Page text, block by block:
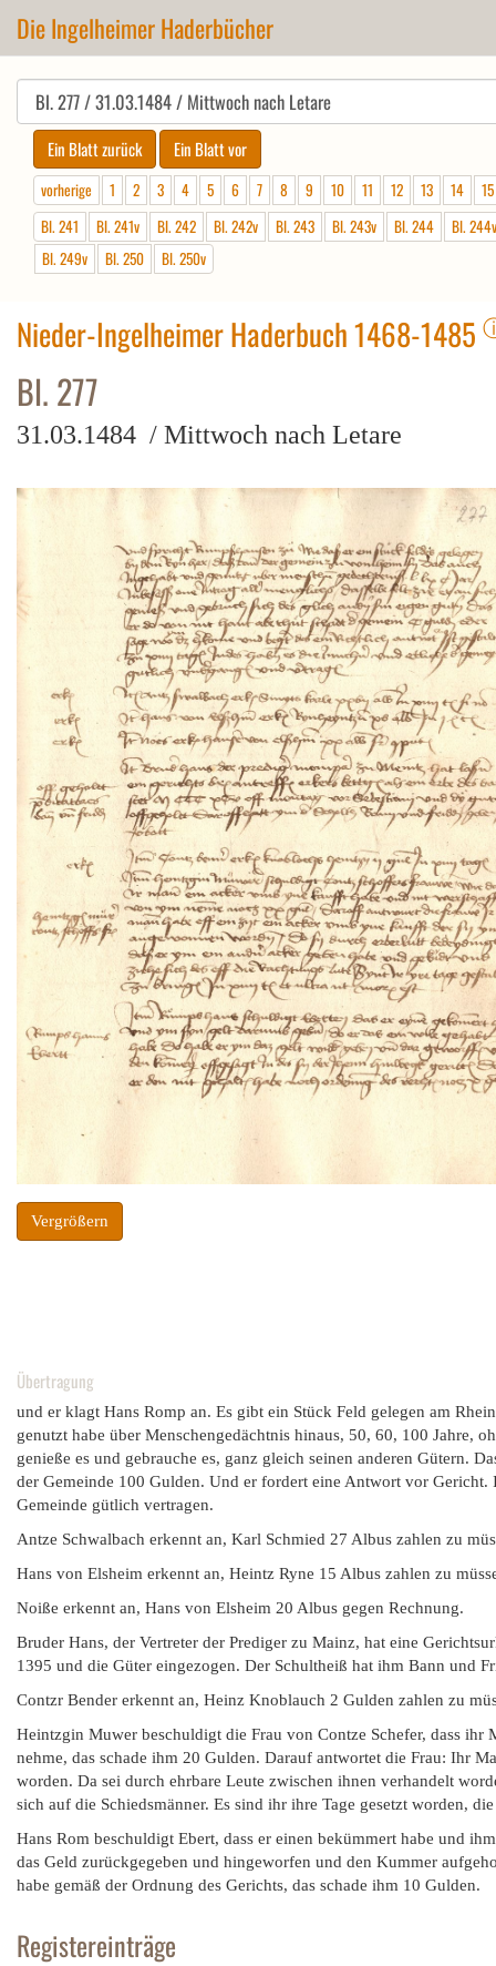
Die Ingelheimer Haderbücher
vorherige 1 2 3 4 5 6 7 8 9 10 11 12 13 14
15
Bl. 241
Bl. 241v Bl. 242 Bl. 242v Bl. 243 Bl. 243v Bl. 244
Bl. 244v
Bl. 249v
Bl. 250 Bl. 250v
Nieder-Ingelheimer Haderbuch 1468-1485
Bl. 277
31.03.1484 / Mittwoch nach Letare
Vergrößern
Übertragung
und er klagt Hans Romp an. Es gibt ein Stück Feld gelegen am
genutzt habe über Menschengedächtnis hinaus, 50, 60, 100 Jahre,
genieße es und gebrauche es, ganz gleich seinen anderen Gütern.
der Gemeinde 100 Gulden. Und er fordert eine Antwort vor Gericht.
Gemeinde gütlich vertragen.
Antze Schwalbach erkennt an, Karl Schmied 27 Albus zahlen zu
Hans von Elsheim erkennt an, Heintz Ryne 15 Albus zahlen zu
Noiße erkennt an, Hans von Elsheim 20 Albus gegen Rechnung.
Bruder Hans, der Vertreter der Prediger zu Mainz, hat eine
1395 und die Güter eingezogen. Der Schultheiß hat ihm Bann und
Contzr Bender erkennt an, Heinz Knoblauch 2 Gulden zahlen zu
Heintzgin Muwer beschuldigt die Frau von Contze Schefer, dass
nehme, das schade ihm 20 Gulden. Darauf antwortet die Frau: Ihr
worden. Da sei durch ehrbare Leute zwischen ihnen verhandelt
sich auf die Schiedsmänner. Es sind ihr ihre Tage gesetzt worden,
Hans Rom beschuldigt Ebert, dass er einen bekümmert habe und
das Geld zurückgegeben und hingeworfen und den Kummer
habe gemäß der Ordnung des Gerichts, das schade ihm 10 Gulden.
Registereinträge